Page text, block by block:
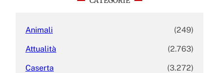
Animali (249)
Attualità (2.763)
Caserta (3.272)